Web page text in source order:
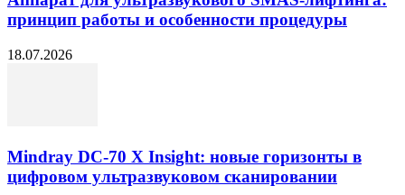
принцип работы и особенности процедуры
18.07.2026
Mindray DC-70 X Insight: новые горизонты в
цифровом ультразвуковом сканировании